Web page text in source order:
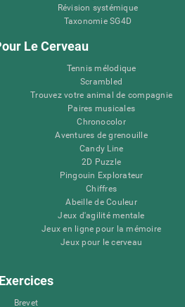
Révision systémique
Taxonomie SG4D
Le Cerveau
Tennis mélodique
Scrambled
Trouvez votre animal de compagnie
Paires musicales
Chronocolor
Aventures de grenouille
Candy Line
2D Puzzle
Pingouin Explorateur
Chiffres
Abeille de Couleur
Jeux d'agilité mentale
Jeux en ligne pour la mémoire
Jeux pour le cerveau
Exercices
Brevet